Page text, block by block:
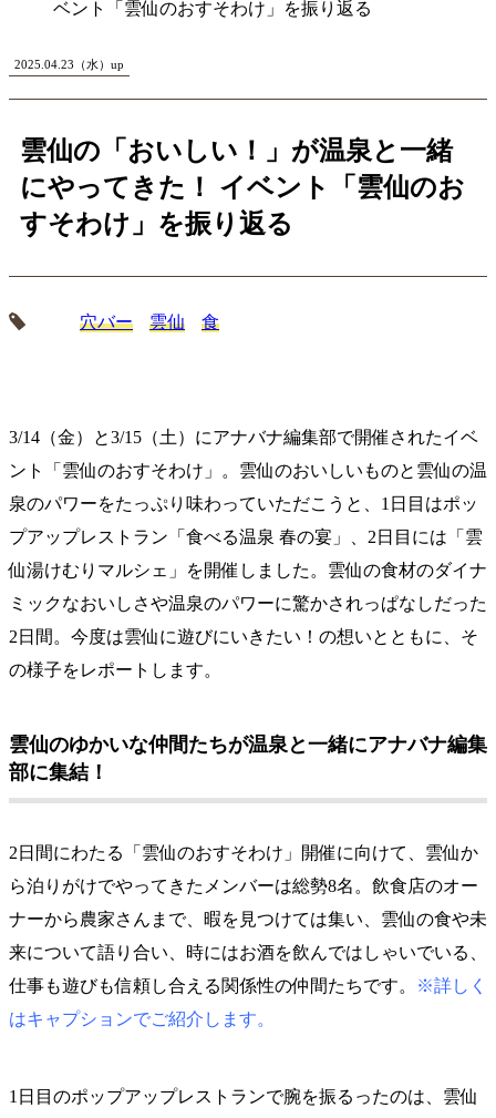
ベント「雲仙のおすそわけ」を振り返る
2025.04.23（水）up
雲仙の「おいしい！」が温泉と一緒
にやってきた！ イベント「雲仙のお
すそわけ」を振り返る
穴バー 雲仙 食
3/14（金）と3/15（土）にアナバナ編集部で開催されたイベ
ント「雲仙のおすそわけ」。雲仙のおいしいものと雲仙の温
泉のパワーをたっぷり味わっていただこうと、1日目はポッ
プアップレストラン「食べる温泉 春の宴」、2日目には「雲
仙湯けむりマルシェ」を開催しました。雲仙の食材のダイナ
ミックなおいしさや温泉のパワーに驚かされっぱなしだった
2日間。今度は雲仙に遊びにいきたい！の想いとともに、そ
の様子をレポートします。
雲仙のゆかいな仲間たちが温泉と一緒にアナバナ編集
部に集結！
2日間にわたる「雲仙のおすそわけ」開催に向けて、雲仙か
ら泊りがけでやってきたメンバーは総勢8名。飲食店のオー
ナーから農家さんまで、暇を見つけては集い、雲仙の食や未
来について語り合い、時にはお酒を飲んではしゃいでいる、
仕事も遊びも信頼し合える関係性の仲間たちです。
※詳しく
はキャプションでご紹介します。
1日目のポップアップレストランで腕を振るったのは、雲仙